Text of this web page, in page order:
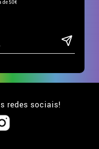
de 50€
redes sociais!